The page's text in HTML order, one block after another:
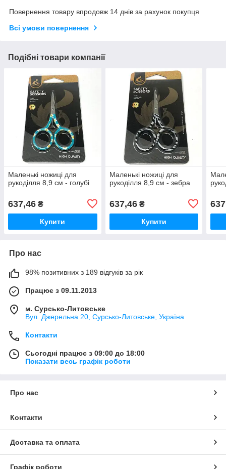
Повернення товару впродовж 14 днів за рахунок покупця
Всі умови повернення
Подібні товари компанії
Маленькі ножиці для
рукоділля 8,9 см - голубі
637,46 ₴
Купити
Маленькі ножиці для
рукоділля 8,9 см - зебра
637,46₴
Купити
Про нас
98% позитивних з 189 відгуків за рік
Працює з 09.11.2013
м. Сурсько-Литовське
Вул. Джерельна 20, Сурсько-Литовське, Україна
Контакти
Сьогодні працює з 09:00 до 18:00
Показати весь графік роботи
Про нас
Контакти
Доставка та оплата
Графік роботи